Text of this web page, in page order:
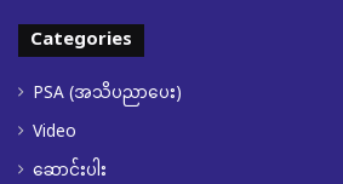
Categories
PSA (အသိပညာပေး)
Video
ဆောင်းပါး